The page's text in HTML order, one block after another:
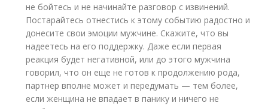
не бойтесь и не начинайте разговор с извинений.
Постарайтесь отнестись к этому событию радостно и
донесите свои эмоции мужчине. Скажите, что вы
надеетесь на его поддержку. Даже если первая
реакция будет негативной, или до этого мужчина
говорил, что он еще не готов к продолжению рода,
партнер вполне может и передумать — тем более,
если женщина не впадает в панику и ничего не